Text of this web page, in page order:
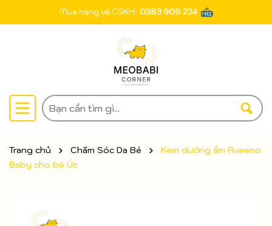
Mua hàng và CSKH: 0383 909 234
Trang chủ Chăm Sóc Da Bé
Kem dưỡng ẩm Aveeno
Baby cho bé Úc